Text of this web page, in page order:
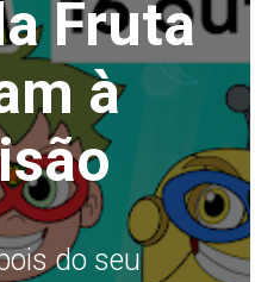
Fruta
à
do seu